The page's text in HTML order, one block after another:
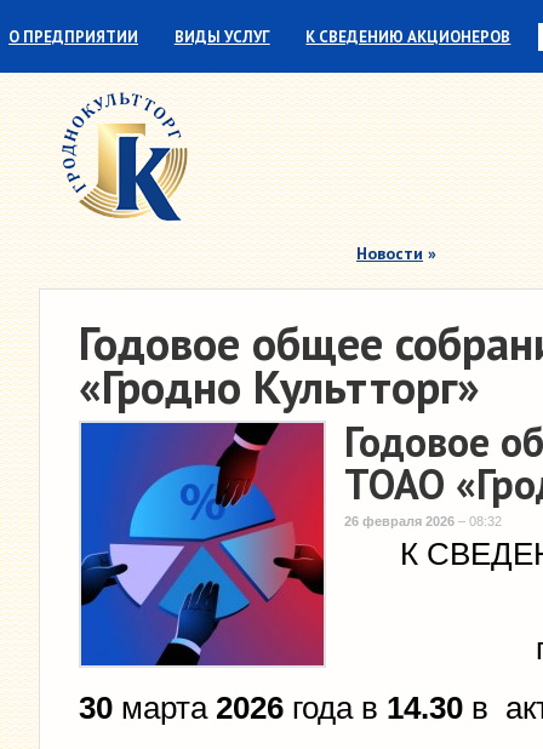
О ПРЕДПРИЯТИИ
СОТРУДНИЧЕСТВО
ПАРТНЕРЫ
ВИДЫ УСЛУГ К СВЕДЕНИЮ АКЦИОНЕРОВ
Новости»
Годовое общее
«Гродно Культторг»
Годовое
ТОАО
26 февраля 2026 – 08:32
К
30 марта 2026 года в 14.30 в